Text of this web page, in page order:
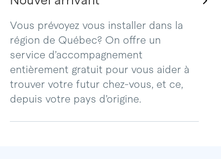
Vous prévoyez vous installer dans la
région de Québec? On offre un
service d’accompagnement
entièrement gratuit pour vous aider à
trouver votre futur chez-vous, et ce,
depuis votre pays d’origine.